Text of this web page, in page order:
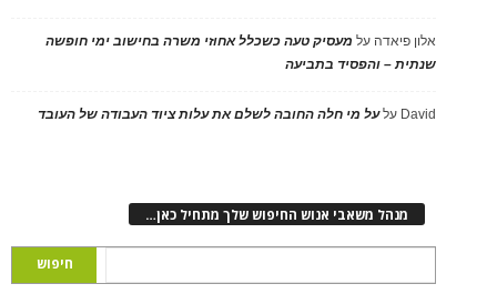
אלון פיאדה על מעסיק טעה כשכלל אחוזי משרה בחישוב ימי חופשה
שנתית – והפסיד בתביעה
David עלעל מי חלה החובה לשלם את עלות ציוד העבודה של העובד
מנהל משאבי אנוש החיפוש שלך מתחיל כאן…